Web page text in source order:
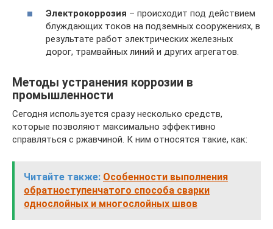
Электрокоррозия – происходит под действием
блуждающих токов на подземных сооружениях, в
результате работ электрических железных
дорог, трамвайных линий и других агрегатов.
Методы устранения коррозии в
промышленности
Сегодня используется сразу несколько средств,
которые позволяют максимально эффективно
справляться с ржавчиной. К ним относятся такие, как:
Читайте также: Особенности выполнения
обратноступенчатого способа сварки
однослойных и многослойных швов